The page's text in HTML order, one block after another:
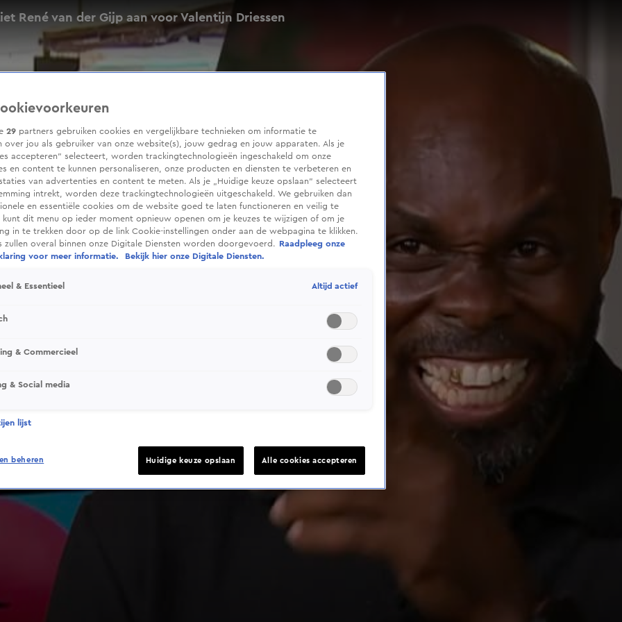
René van der Gijp aan voor Valentijn Driessen
29 partners gebruiken cookies en vergelijkbare technieken om informatie te
over jou als gebruiker van onze website(s), jouw gedrag en jouw apparaten. Als je
accepteren” selecteert, worden trackingtechnologieën ingeschakeld om onze
en content te kunnen personaliseren, onze producten en diensten te verbeteren en
van advertenties en content te meten. Als je „Huidige keuze opslaan” selecteert
intrekt, worden deze trackingtechnologieën uitgeschakeld. We gebruiken dan
en essentiële cookies om de website goed te laten functioneren en veilig te
kunt dit menu op ieder moment opnieuw openen om je keuzes te wijzigen of om je
in te trekken door op de link Cookie-instellingen onder aan de webpagina te klikken.
zullen overal binnen onze Digitale Diensten worden doorgevoerd.
Raadpleeg onze
voor meer informatie.
Bekijk hier onze Digitale Diensten.
& Essentieel Altijd actief
& Commercieel
& Social media
lijst
beheren Huidige keuze opslaan Alle cookies accepteren